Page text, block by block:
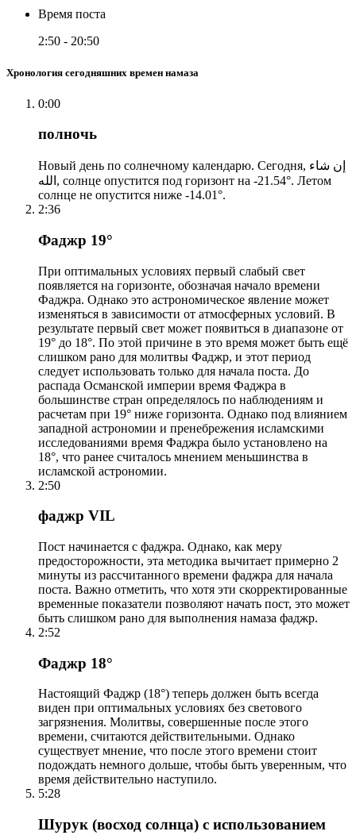
Время поста
2:50 - 20:50
Хронология сегодняшних времен намаза
0:00
полночь
Новый день по солнечному календарю. Сегодня, إن شاء
الله, солнце опустится под горизонт на -21.54°. Летом
солнце не опустится ниже -14.01°.
2:36
Фаджр 19°
При оптимальных условиях первый слабый свет
появляется на горизонте, обозначая начало времени
Фаджра. Однако это астрономическое явление может
изменяться в зависимости от атмосферных условий. В
результате первый свет может появиться в диапазоне от
19° до 18°. По этой причине в это время может быть ещё
слишком рано для молитвы Фаджр, и этот период
следует использовать только для начала поста. До
распада Османской империи время Фаджра в
большинстве стран определялось по наблюдениям и
расчетам при 19° ниже горизонта. Однако под влиянием
западной астрономии и пренебрежения исламскими
исследованиями время Фаджра было установлено на
18°, что ранее считалось мнением меньшинства в
исламской астрономии.
2:50
фаджр VIL
Пост начинается с фаджра. Однако, как меру
предосторожности, эта методика вычитает примерно 2
минуты из рассчитанного времени фаджра для начала
поста. Важно отметить, что хотя эти скорректированные
временные показатели позволяют начать пост, это может
быть слишком рано для выполнения намаза фаджр.
2:52
Фаджр 18°
Настоящий Фаджр (18°) теперь должен быть всегда
виден при оптимальных условиях без светового
загрязнения. Молитвы, совершенные после этого
времени, считаются действительными. Однако
существует мнение, что после этого времени стоит
подождать немного дольше, чтобы быть уверенным, что
время действительно наступило.
5:28
Шурук (восход солнца) с использованием